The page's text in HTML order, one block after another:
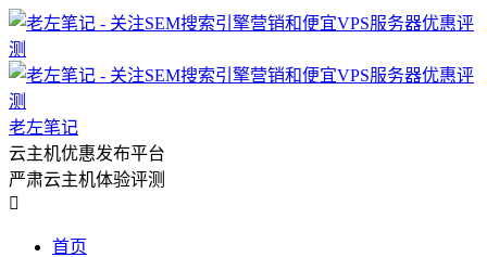
老左笔记
云主机优惠发布平台
严肃云主机体验评测

首页